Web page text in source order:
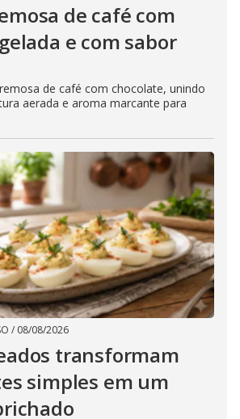
de café com
e com sabor
de café com chocolate, unindo
aerada e aroma marcante para
/ 08/08/2026
transformam
simples em um